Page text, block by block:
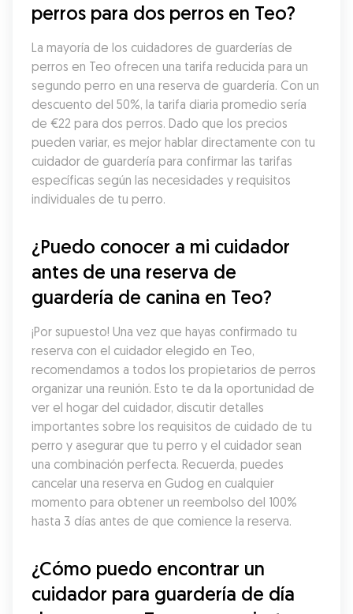
perros para dos perros en Teo?
La mayoría de los cuidadores de guarderías de
perros en Teo ofrecen una tarifa reducida para un
segundo perro en una reserva de guardería. Con un
descuento del 50%, la tarifa diaria promedio sería
de €22 para dos perros. Dado que los precios
pueden variar, es mejor hablar directamente con tu
cuidador de guardería para confirmar las tarifas
específicas según las necesidades y requisitos
individuales de tu perro.
¿Puedo conocer a mi cuidador
antes de una reserva de
guardería de canina en Teo?
¡Por supuesto! Una vez que hayas confirmado tu
reserva con el cuidador elegido en Teo,
recomendamos a todos los propietarios de perros
organizar una reunión. Esto te da la oportunidad de
ver el hogar del cuidador, discutir detalles
importantes sobre los requisitos de cuidado de tu
perro y asegurar que tu perro y el cuidador sean
una combinación perfecta. Recuerda, puedes
cancelar una reserva en Gudog en cualquier
momento para obtener un reembolso del 100%
hasta 3 días antes de que comience la reserva.
¿Cómo puedo encontrar un
cuidador para guardería de día